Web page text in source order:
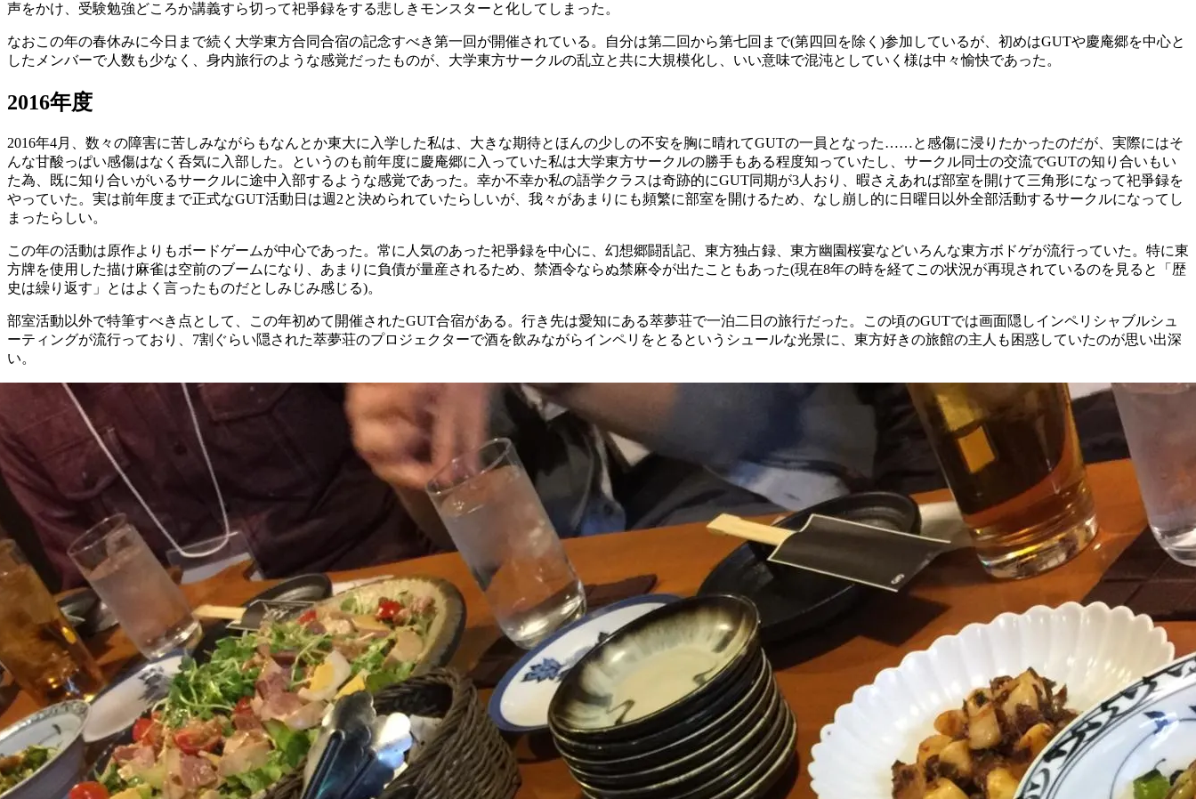
声をかけ、受験勉強どころか講義すら切って祀爭録をする悲しきモンスターと化してしまった。
なおこの年の春休みに今日まで続く大学東方合同合宿の記念すべき第一回が開催されている。自分は第二回から第七回まで(第四回を除く)参加しているが、初めはGUTや慶庵郷を中心と
したメンバーで人数も少なく、身内旅行のような感覚だったものが、大学東方サークルの乱立と共に大規模化し、いい意味で混沌としていく様は中々愉快であった。
2016年度
2016年4月、数々の障害に苦しみながらもなんとか東大に入学した私は、大きな期待とほんの少しの不安を胸に晴れてGUTの一員となった……と感傷に浸りたかったのだが、実際にはそ
んな甘酸っぱい感傷はなく呑気に入部した。というのも前年度に慶庵郷に入っていた私は大学東方サークルの勝手もある程度知っていたし、サークル同士の交流でGUTの知り合いもい
た為、既に知り合いがいるサークルに途中入部するような感覚であった。幸か不幸か私の語学クラスは奇跡的にGUT同期が3人おり、暇さえあれば部室を開けて三角形になって祀爭録を
やっていた。実は前年度まで正式なGUT活動日は週2と決められていたらしいが、我々があまりにも頻繁に部室を開けるため、なし崩し的に日曜日以外全部活動するサークルになってし
まったらしい。
この年の活動は原作よりもボードゲームが中心であった。常に人気のあった祀爭録を中心に、幻想郷闘乱記、東方独占録、東方幽園桜宴などいろんな東方ボドゲが流行っていた。特に東
方牌を使用した描け麻雀は空前のブームになり、あまりに負債が量産されるため、禁酒令ならぬ禁麻令が出たこともあった(現在8年の時を経てこの状況が再現されているのを見ると「歴
史は繰り返す」とはよく言ったものだとしみじみ感じる)。
部室活動以外で特筆すべき点として、この年初めて開催されたGUT合宿がある。行き先は愛知にある萃夢荘で一泊二日の旅行だった。この頃のGUTでは画面隠しインペリシャブルシュ
ーティングが流行っており、7割ぐらい隠された萃夢荘のプロジェクターで酒を飲みながらインペリをとるというシュールな光景に、東方好きの旅館の主人も困惑していたのが思い出深
い。